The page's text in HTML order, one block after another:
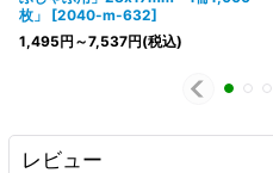
枚」
[2040-m-632]
1,495円 ～7,537円(税込)
レビュー